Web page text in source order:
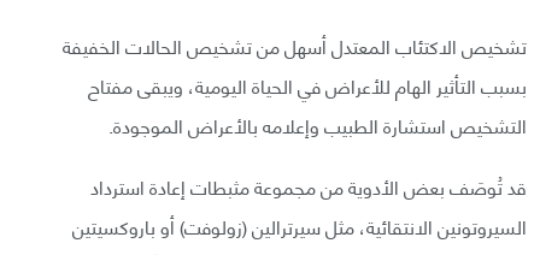
تشخيص الاكتئاب المعتدل أسهل من تشخيص الحالات الخفيفة
بسبب التأثير الهام للأعراض في الحياة اليومية، ويبقى مفتاح
التشخيص استشارة الطبيب وإعلامه بالأعراض الموجودة.
قد تُوصَف بعض الأدوية من مجموعة مثبطات إعادة استرداد
السيروتونين الانتقائية، مثل سيرترالين (زولوفت) أو باروكسيتين